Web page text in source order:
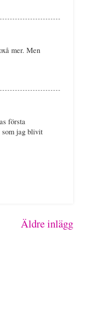
mer. Men
första
som jag blivit
Äldre inlägg